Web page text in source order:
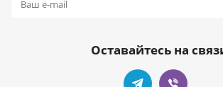
Оставайтесь на